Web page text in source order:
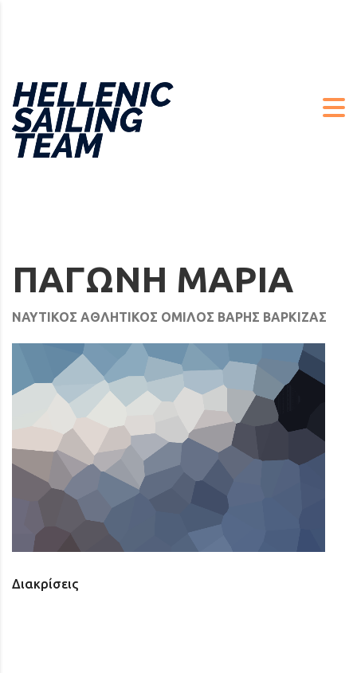
ΠΑΓΩΝΗ ΜΑΡΙΑ
ΝΑΥΤΙΚΟΣ ΑΘΛΗΤΙΚΟΣ ΟΜΙΛΟΣ ΒΑΡΗΣ ΒΑΡΚΙΖΑΣ
Διακρίσεις